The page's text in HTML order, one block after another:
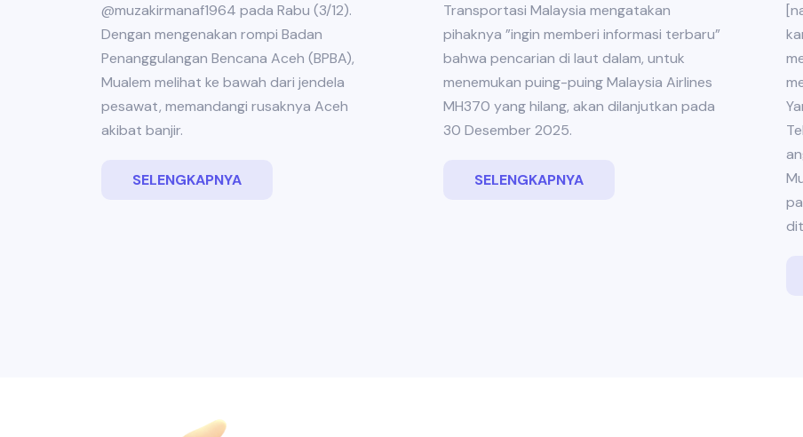
@muzakirmanaf1964 pada Rabu (3/12).
Dengan mengenakan rompi Badan
Penanggulangan Bencana Aceh (BPBA),
Mualem melihat ke bawah dari jendela
pesawat, memandangi rusaknya Aceh
akibat banjir.
SELENGKAPNYA
Transportasi Malaysia mengatakan
pihaknya ”ingin memberi informasi terbaru”
bahwa pencarian di laut dalam, untuk
menemukan puing-puing Malaysia Airlines
MH370 yang hilang, akan dilanjutkan pada
30 Desember 2025.
SELENGKAPNYA